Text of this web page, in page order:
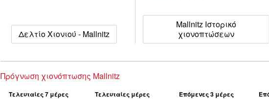
Δελτίο Χιονιού - Mallnitz
Mallnitz Ιστορικό
χιονοπτώσεων
Πρόγνωση χιονόπτωσης Mallnitz
Τελευταίες 7 μέρες Τελευταίες μέρες Επόμενες 3 μέρες